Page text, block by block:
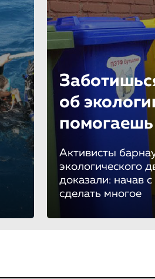
об
Активисты
экологического
доказали: начав
сделать многое